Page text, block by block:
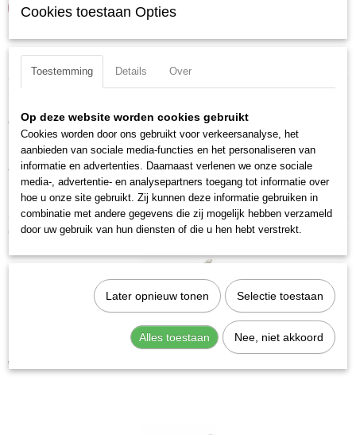
IN WINKELWAGEN
Specificaties
Productcode
EAN code
7612206048040
Cobalt metaalboor met hoge standtijd voorzien van splitpunt.
Materiaal: HSS-E, Co5
Totale lengte: 142 mm
DIN ISO: DIN 338 N / ISO 235
Ook interessant
Kraftwerk 13033 Metaalboor HSS-E 3,3 mm
€ 2,01
Cookies toestaan Opties
Toestemming Details Over
Op deze website worden cookies gebruikt
Cookies worden door ons gebruikt voor verkeersanalyse, het
aanbieden van sociale media-functies en het personaliseren van
informatie en advertenties. Daarnaast verlenen we onze sociale
media-, advertentie- en analysepartners toegang tot informatie over
hoe u onze site gebruikt. Zij kunnen deze informatie gebruiken in
combinatie met andere gegevens die zij mogelijk hebben verzameld
door uw gebruik van hun diensten of die u hen hebt verstrekt.
Later opnieuw tonen Selectie toestaan
Alles toestaan Nee, niet akkoord